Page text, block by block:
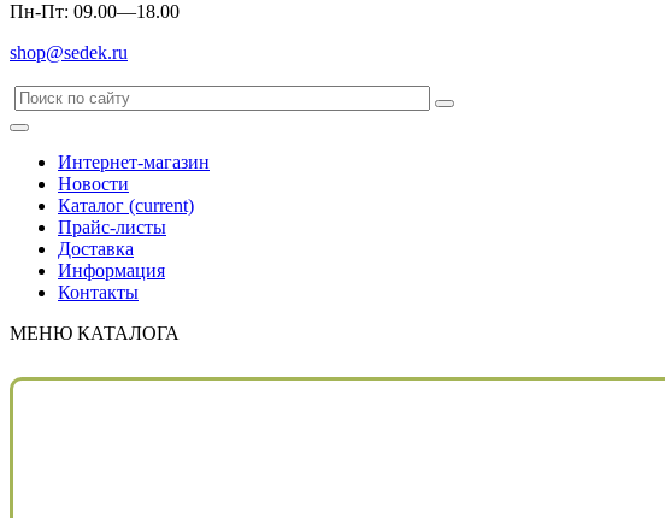
Пн-Пт: 09.00—18.00
shop@sedek.ru
Интернет-магазин
Новости
Каталог (current)
Прайс-листы
Доставка
Информация
Контакты
МЕНЮ КАТАЛОГА